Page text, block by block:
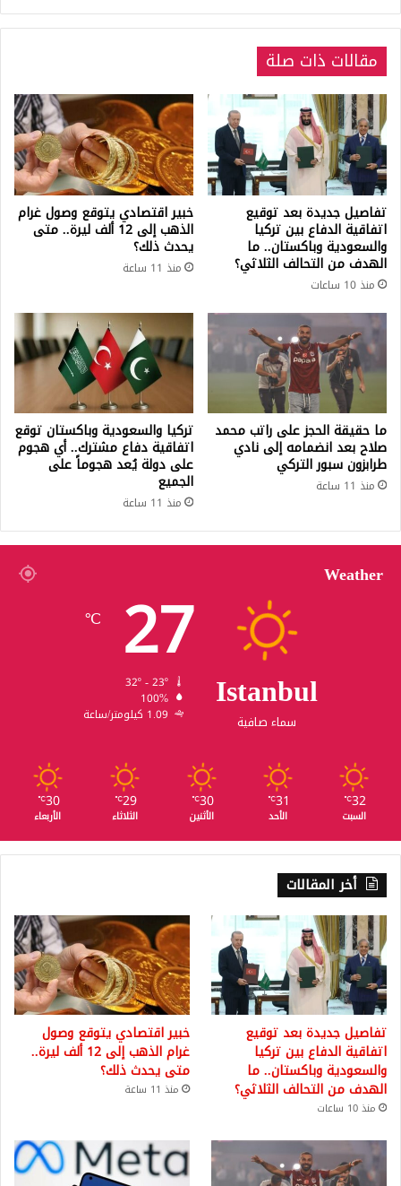
مقالات ذات صلة
تفاصيل جديدة بعد توقيع
اتفاقية الدفاع بين تركيا
والسعودية وباكستان.. ما
الهدف من التحالف الثلاثي؟
منذ 10 ساعات
خبير اقتصادي يتوقع وصول غرام
الذهب إلى 12 ألف ليرة.. متى
يحدث ذلك؟
منذ 11 ساعة
ما حقيقة الحجز على راتب محمد
صلاح بعد انضمامه إلى نادي
طرابزون سبور التركي
منذ 11 ساعة
تركيا والسعودية وباكستان توقع
اتفاقية دفاع مشترك.. أي هجوم
على دولة يُعد هجوماً على
الجميع
منذ 11 ساعة
Weather
Istanbul
سماء صافية
27
℃
100%
1.09 كيلومتر/ساعة
32
℃
السبت
31
℃
الأحد
30
℃
الأثنين
29
℃
الثلاثاء
30
℃
الأربعاء
أخر المقالات
تفاصيل جديدة بعد توقيع
اتفاقية الدفاع بين تركيا
والسعودية وباكستان.. ما
الهدف من التحالف الثلاثي؟
منذ 10 ساعات
خبير اقتصادي يتوقع وصول
غرام الذهب إلى 12 ألف ليرة..
متى يحدث ذلك؟
منذ 11 ساعة